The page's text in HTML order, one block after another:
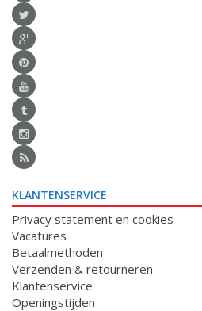
KLANTENSERVICE
Privacy statement en cookies
Vacatures
Betaalmethoden
Verzenden & retourneren
Klantenservice
Openingstijden